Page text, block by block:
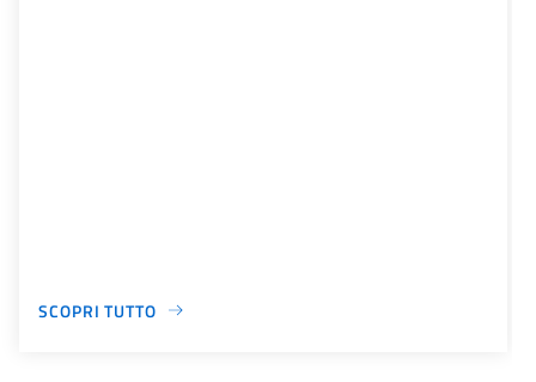
SCOPRI TUTTO